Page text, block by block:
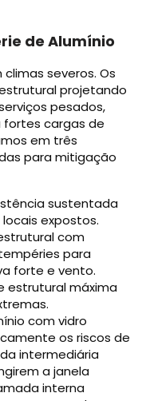
de Alumínio
severos. Os
projetando
pesados,
cargas de
em três
para mitigação
sustentada
expostos.
com
para
forte e vento.
estrutural máxima
com vidro
os riscos de
intermediária
a janela
interna